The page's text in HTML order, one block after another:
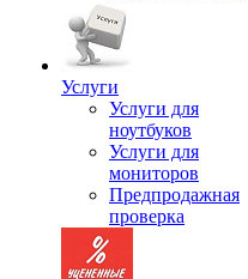
Услуги
Услуги для
ноутбуков
Услуги для
мониторов
Предпродажная
проверка